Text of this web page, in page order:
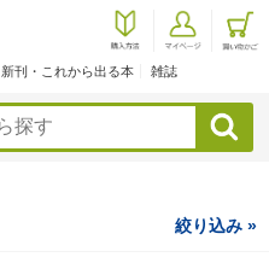
新刊・これから出る本 雑誌
検索
絞り込み »